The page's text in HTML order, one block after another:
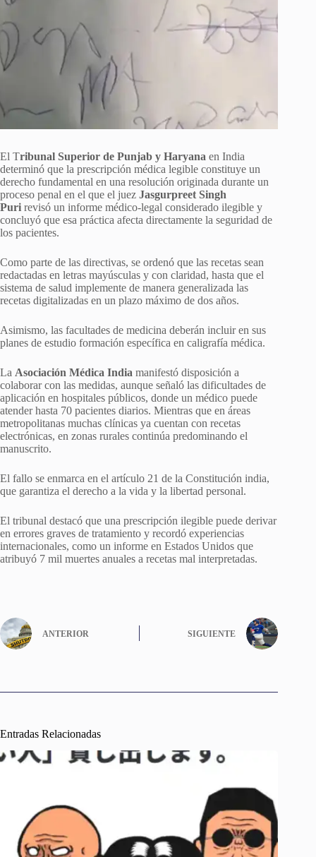
El Tribunal Superior de Punjab y Haryana en India
determinó que la prescripción médica legible constituye un
derecho fundamental en una resolución originada durante un
proceso penal en el que el juez Jasgurpreet Singh
Puri revisó un informe médico-legal considerado ilegible y
concluyó que esa práctica afecta directamente la seguridad de
los pacientes.
Como parte de las directivas, se ordenó que las recetas sean
redactadas en letras mayúsculas y con claridad, hasta que el
sistema de salud implemente de manera generalizada las
recetas digitalizadas en un plazo máximo de dos años.
Asimismo, las facultades de medicina deberán incluir en sus
planes de estudio formación específica en caligrafía médica.
La Asociación Médica India manifestó disposición a
colaborar con las medidas, aunque señaló las dificultades de
aplicación en hospitales públicos, donde un médico puede
atender hasta 70 pacientes diarios. Mientras que en áreas
metropolitanas muchas clínicas ya cuentan con recetas
electrónicas, en zonas rurales continúa predominando el
manuscrito.
El fallo se enmarca en el artículo 21 de la Constitución india,
que garantiza el derecho a la vida y la libertad personal.
El tribunal destacó que una prescripción ilegible puede derivar
en errores graves de tratamiento y recordó experiencias
internacionales, como un informe en Estados Unidos que
atribuyó 7 mil muertes anuales a recetas mal interpretadas.
ANTERIOR SIGUIENTE
Entradas Relacionadas